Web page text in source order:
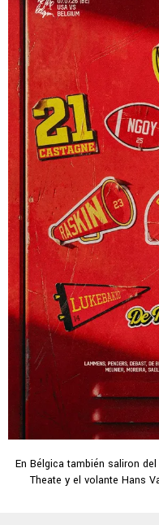
En Bélgica también saliron
Theate y el volante Hans